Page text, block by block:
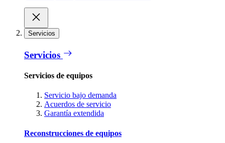
Servicios
Servicios
Servicios de equipos
Servicio bajo demanda
Acuerdos de servicio
Garantía extendida
Reconstrucciones de equipos